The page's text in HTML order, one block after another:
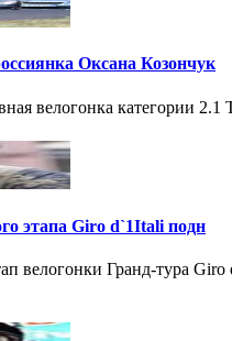
Оксана Козончук
велогонка категории
этапа Giro d`1Itali подн
велогонки Гранд-тура